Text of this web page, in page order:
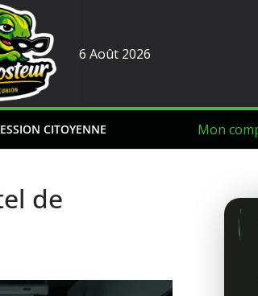
6 Août 2026
CITOYENNE Mon
de